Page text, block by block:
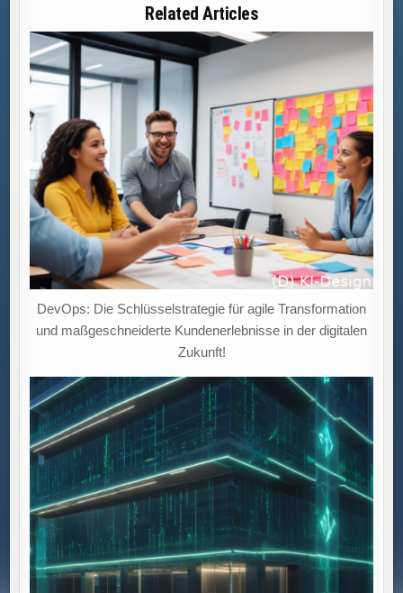
RESSOURCEN
Related Articles
DevOps: Die Schlüsselstrategie für agile Transformation
und maßgeschneiderte Kundenerlebnisse in der digitalen
Zukunft!